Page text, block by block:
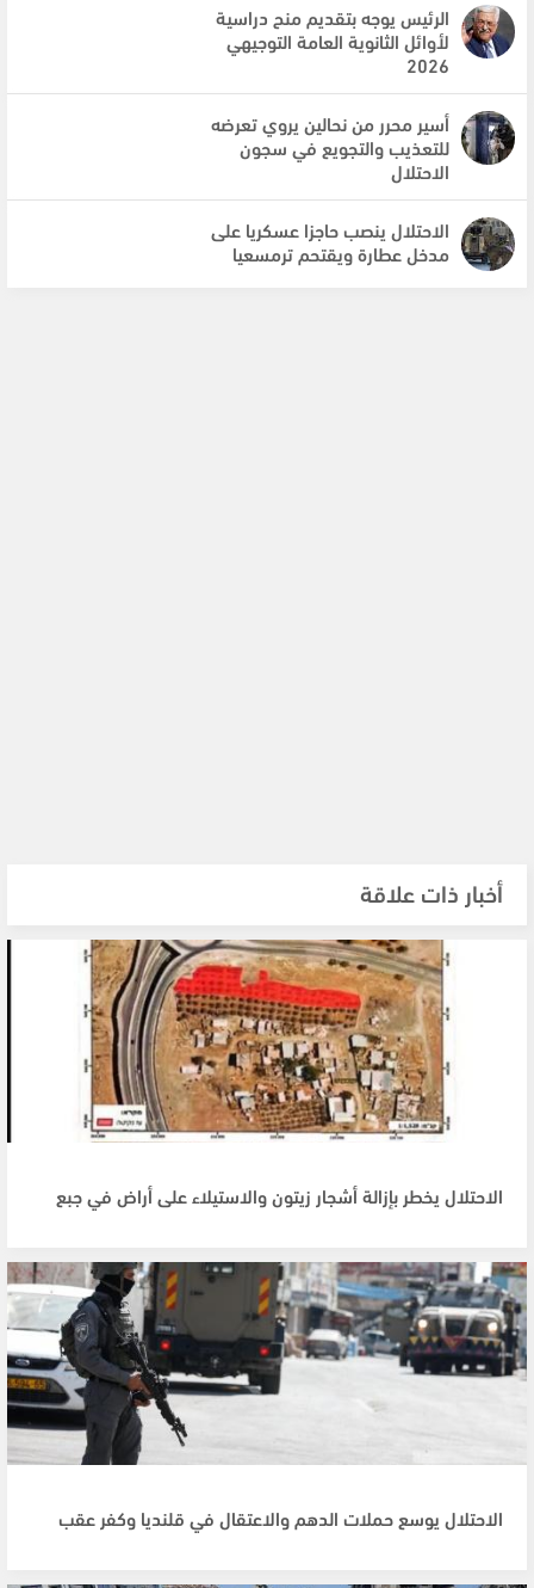
الرئيس يوجه بتقديم منح دراسية
لأوائل الثانوية العامة التوجيهي
2026
أسير محرر من نحالين يروي تعرضه
للتعذيب والتجويع في سجون
الاحتلال
الاحتلال ينصب حاجزا عسكريا على
مدخل عطارة ويقتحم ترمسعيا
أخبار ذات علاقة
الاحتلال يخطر بإزالة أشجار زيتون والاستيلاء على أراض في جبع
الاحتلال يوسع حملات الدهم والاعتقال في قلنديا وكفر عقب